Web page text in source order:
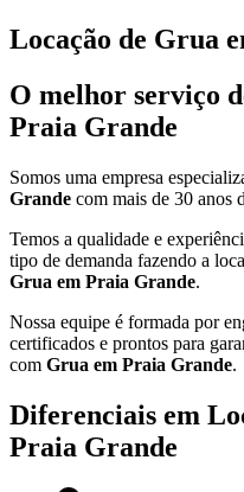
Locação de Grua
O melhor serviço
Praia Grande
Somos uma empresa
Grande com mais de 30 anos
Temos a qualidade e
tipo de demanda fazendo a
Grua em Praia Grande.
Nossa equipe é formada por
certificados e prontos para
com Grua em Praia Grande.
Diferenciais em
Praia Grande